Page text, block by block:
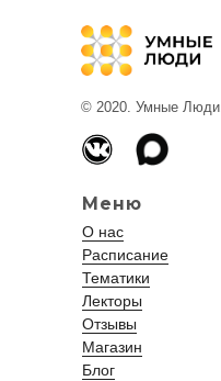
© 2020. Умные Люди.
Меню
О нас
Расписание
Тематики
Лекторы
Отзывы
Магазин
Блог